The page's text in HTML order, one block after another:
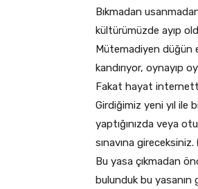
Bıkmadan
kültürümüzde ayıp
Mütemadiyen düğün
kandırıyor, oynayıp
Fakat hayat
Girdiğimiz yeni yıl ile
yaptığınızda veya
sınavına
Bu yasa çıkmadan
bulunduk bu yasanın